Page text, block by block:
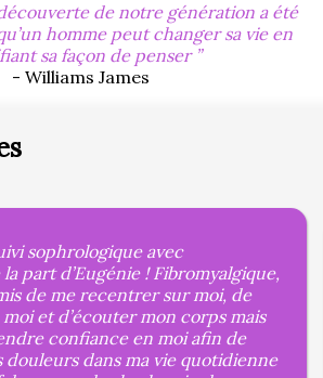
de notre génération a été
homme peut changer sa vie en
sa façon de penser
- Williams James
sophrologique avec
part d’Eugénie ! Fibromyalgique,
de me recentrer sur moi, de
et d’écouter mon corps mais
confiance en moi afin de
douleurs dans ma vie quotidienne